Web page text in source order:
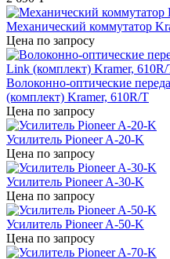
Механический коммутатор
Цена по запросу
Волоконно-оптические
(комплект) Kramer, 610R/T
Цена по запросу
Усилитель Pioneer A-20-K
Цена по запросу
Усилитель Pioneer A-30-K
Цена по запросу
Усилитель Pioneer A-50-K
Цена по запросу